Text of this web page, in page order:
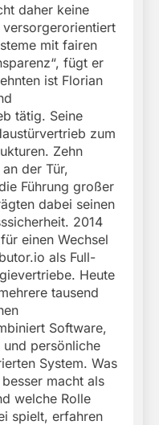
daher keine
mit fairen
fügt er
ist Florian
tätig. Seine
zum
Zehn
der Tür,
Führung großer
dabei seinen
2014
einen Wechsel
als Full-
Heute
tausend
Software,
persönliche
System. Was
macht als
welche Rolle
spielt, erfahren